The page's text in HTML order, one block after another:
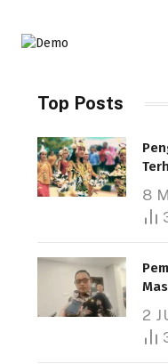
Top Posts
8
2